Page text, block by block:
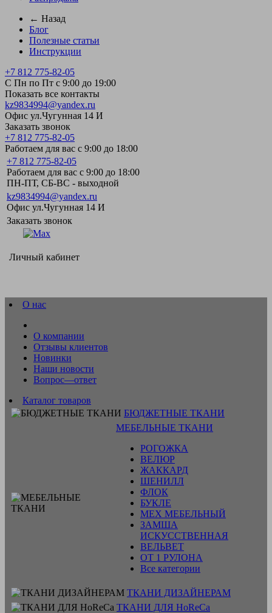
← Назад
Блог
Полезные статьи
Инструкции
+7 812 775-82-05
С Пн по Пт с 9:00 до 19:00
Показать все контакты
kz9834994@yandex.ru
Офис ул.Чугунная 14 И
Заказать звонок
+7 812 775-82-05
Работаем для вас с 9:00 до 18:00
+7 812 775-82-05
Работаем для вас с 9:00 до 18:00
ПН-ПТ, СБ-ВС - выходной
kz9834994@yandex.ru
Офис ул.Чугунная 14 И
Заказать звонок
Личный кабинет
О нас
О компании
Отзывы клиентов
Новинки
Наши новости
Вопрос—ответ
Каталог товаров
БЮДЖЕТНЫЕ ТКАНИ
МЕБЕЛЬНЫЕ ТКАНИ
РОГОЖКА
ВЕЛЮР
ЖАККАРД
ШЕНИЛЛ
ФЛОК
БУКЛЕ
МЕХ МЕБЕЛЬНЫЙ
ЗАМША
ИСКУССТВЕННАЯ
ВЕЛЬВЕТ
ОТ 1 РУЛОНА
Все категории
ТКАНИ ДИЗАЙНЕРАМ
ТКАНИ ДЛЯ HoReCa